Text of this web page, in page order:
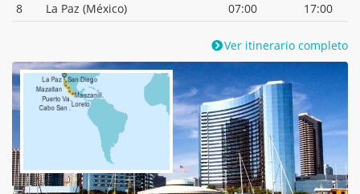
8
La Paz (México) 07:00 17:00
Ver itinerario completo